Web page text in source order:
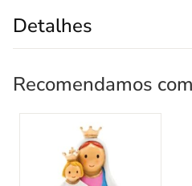
Detalhes
Recomendamos